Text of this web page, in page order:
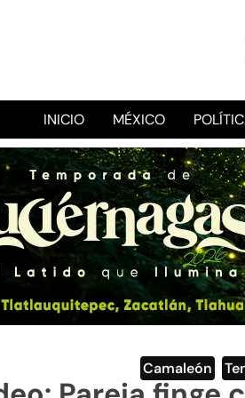
INICIO MÉXICO
Camaleón